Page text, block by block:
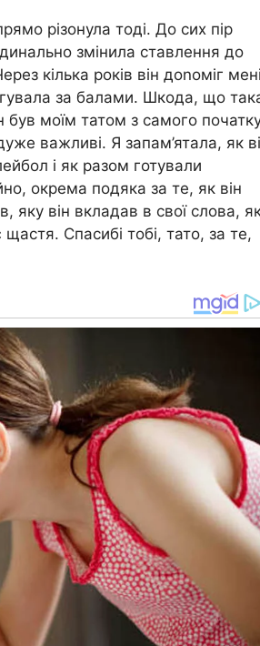
різонула тоді. До сих пір
змінила ставлення до
кілька років він доnоміг мені
за балами. Шкода, що
був моїм татом з самого
важливі. Я запам’ятала, як
і як разом готували
окрема подяка за те, як він
він вкладав в свої слова,
Спасибі тобі, тато, за те,